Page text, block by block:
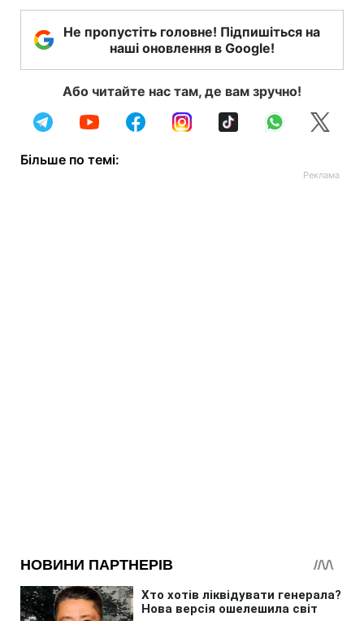
Не пропустіть головне! Підпишіться на
наші оновлення в Google!
Або читайте нас там, де вам зручно!
Більше по темі: